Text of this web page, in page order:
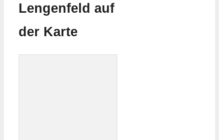
Lengenfeld auf
der Karte